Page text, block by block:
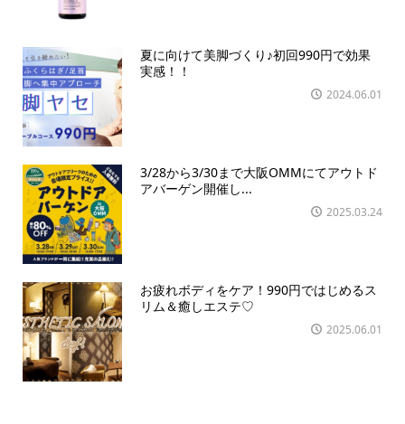
夏に向けて美脚づくり♪初回990円で効果
実感！！
2024.06.01
3/28から3/30まで大阪OMMにてアウトド
アバーゲン開催し...
2025.03.24
お疲れボディをケア！990円ではじめるス
リム＆癒しエステ♡
2025.06.01